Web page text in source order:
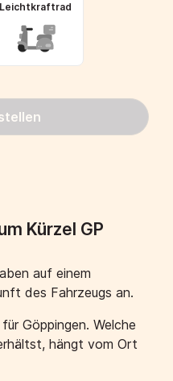
Leichtkraftrad
Kürzel GP
auf einem
des Fahrzeugs an.
Göppingen. Welche
hängt vom Ort